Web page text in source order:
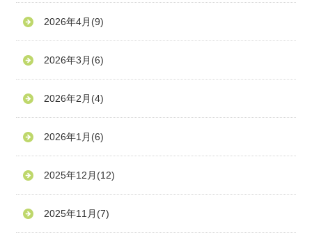
2026年4月 (9)
2026年3月 (6)
2026年2月 (4)
2026年1月 (6)
2025年12月 (12)
2025年11月 (7)